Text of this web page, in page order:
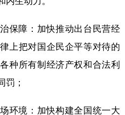
障：加快推动出台民营经
上把对国企民企平等对待的
种所有制经济产权和合法利
罚；
境：加快构建全国统一大